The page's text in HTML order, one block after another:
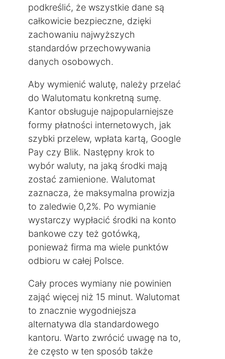
podkreślić, że wszystkie dane są
całkowicie bezpieczne, dzięki
zachowaniu najwyższych
standardów przechowywania
danych osobowych.
Aby wymienić walutę, należy przelać
do Walutomatu konkretną sumę.
Kantor obsługuje najpopularniejsze
formy płatności internetowych, jak
szybki przelew, wpłata kartą, Google
Pay czy Blik. Następny krok to
wybór waluty, na jaką środki mają
zostać zamienione. Walutomat
zaznacza, że maksymalna prowizja
to zaledwie 0,2%. Po wymianie
wystarczy wypłacić środki na konto
bankowe czy też gotówką,
ponieważ firma ma wiele punktów
odbioru w całej Polsce.
Cały proces wymiany nie powinien
zająć więcej niż 15 minut. Walutomat
to znacznie wygodniejsza
alternatywa dla standardowego
kantoru. Warto zwrócić uwagę na to,
że często w ten sposób także